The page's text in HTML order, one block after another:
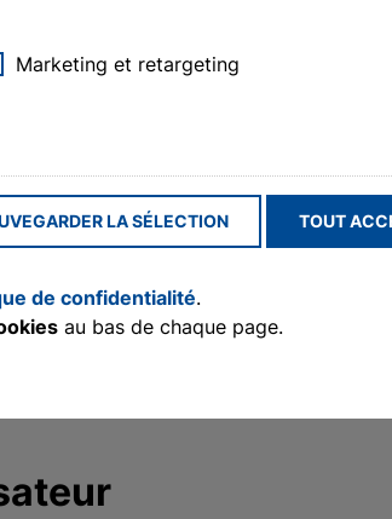
Marketing et retargeting
LA SÉLECTION TOUT
de confidentialité.
au bas de chaque page.
qualité RolTop/D+ d'elero vous